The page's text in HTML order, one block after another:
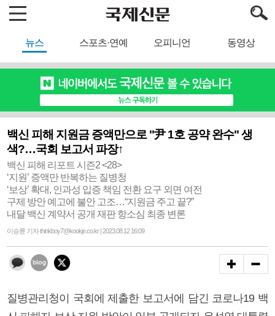
뉴스 스포츠·연예 오피니언 동영상
백신 피해 지원금 증액만으로 "尹 1호 공약 완수" 생
색?…국회 보고서 파장↑
백신 피해 리포트 시즌2 <28>
‘지원’ 증액만 반복하는 질병청
‘보상’ 확대, 인과성 입증 책임 전환 요구 외면 여전
구제 방안 예고에 불안 고조…“지원금 주고 끝?”
내달 백신 계약서 공개 재판 항소심 최종 변론
이승륜 기자 thinkboy7@kookje.co.kr | 2023.08.12 16:09
질병관리청이 국회에 제출한 보고서에 담긴 코로나19 백